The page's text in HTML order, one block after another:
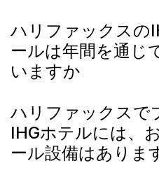
ハリファックスの
ールは年間を通じ
いますか
ハリファックスで
IHGホテルには、
ール設備はありま